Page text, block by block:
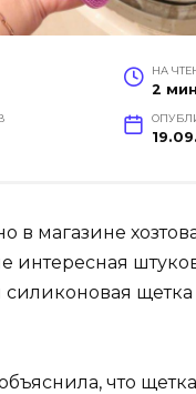
НА
2 мин
в магазине
интересная
что